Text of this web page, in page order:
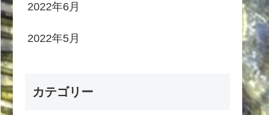
2022年6月
2022年5月
カテゴリー